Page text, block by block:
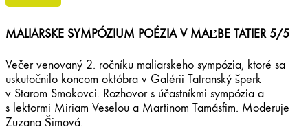
MALIARSKE SYMPÓZIUM POÉZIA V MAĽBE TATIER 5/5
Večer venovaný 2. ročníku maliarskeho sympózia, ktoré sa
uskutočnilo koncom októbra v Galérii Tatranský šperk
v Starom Smokovci. Rozhovor s účastníkmi sympózia a
s lektormi Miriam Veselou a Martinom Tamásfim. Moderuje
Zuzana Šimová.